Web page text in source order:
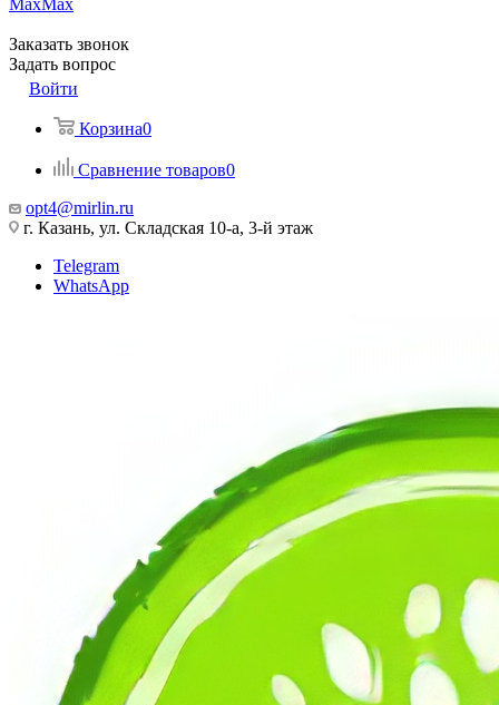
MaxMax
Заказать звонок
Задать вопрос
Войти
Корзина0
Сравнение товаров0
opt4@mirlin.ru
г. Казань, ул. Складская 10-а, 3-й этаж
Telegram
WhatsApp